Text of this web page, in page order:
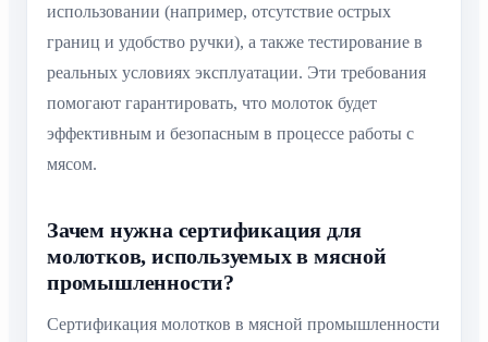
использовании (например, отсутствие острых
границ и удобство ручки), а также тестирование в
реальных условиях эксплуатации. Эти требования
помогают гарантировать, что молоток будет
эффективным и безопасным в процессе работы с
мясом.
Зачем нужна сертификация для
молотков, используемых в мясной
промышленности?
Сертификация молотков в мясной промышленности